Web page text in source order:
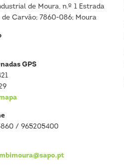
de Moura, n.º 1 Estrada
de Carvão; 7860-086; Moura
GPS
/ 965205400